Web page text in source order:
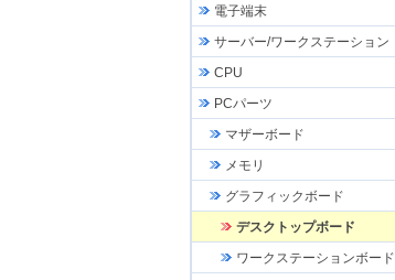
電子端末
サーバー/ワークステーション
CPU
PCパーツ
マザーボード
メモリ
グラフィックボード
デスクトップボード
ワークステーションボード